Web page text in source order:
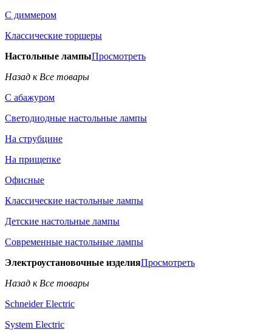
С диммером
Классические торшеры
Настольные лампыПросмотреть
Назад к Все товары
С абажуром
Светодиодные настольные лампы
На струбцине
На прищепке
Офисные
Классические настольные лампы
Детские настольные лампы
Современные настольные лампы
Электроустановочные изделияПросмотреть
Назад к Все товары
Schneider Electric
System Electric